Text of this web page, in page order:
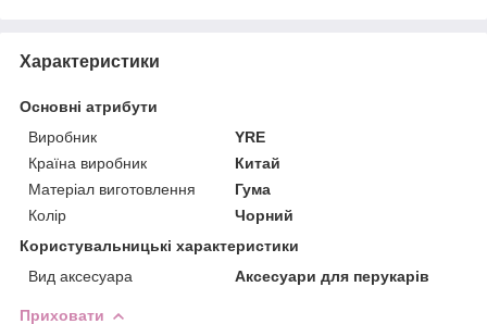
Характеристики
Основні атрибути
Виробник
YRE
Країна виробник
Китай
Матеріал виготовлення
Гума
Колір
Чорний
Користувальницькі характеристики
Вид аксесуара
Аксесуари для перукарів
Приховати